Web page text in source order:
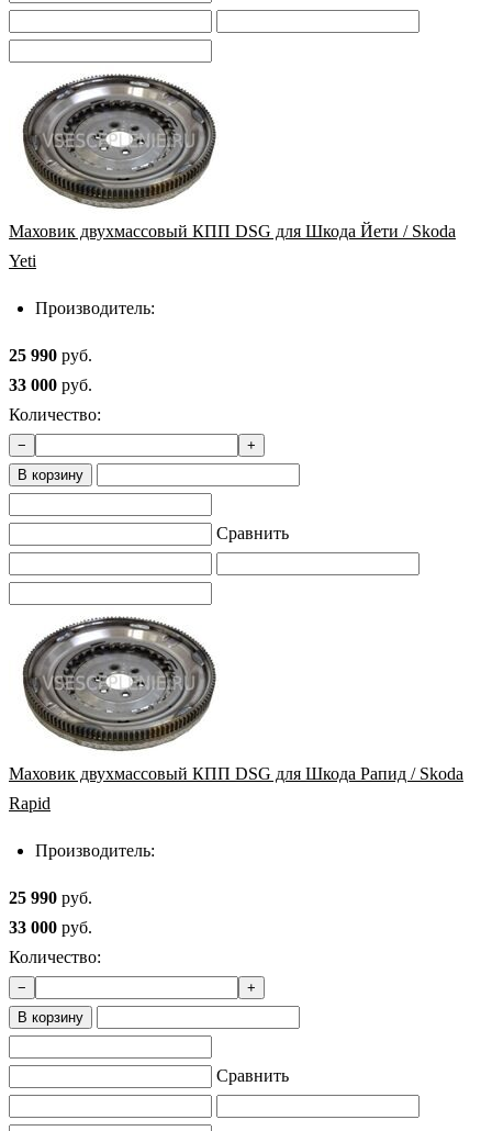
Маховик двухмассовый КПП DSG для Шкода Йети / Skoda
Yeti
Производитель:
25 990 руб.
33 000 руб.
Количество:
−
+
В корзину
Сравнить
Маховик двухмассовый КПП DSG для Шкода Рапид / Skoda
Rapid
Производитель:
25 990 руб.
33 000 руб.
Количество:
−
+
В корзину
Сравнить